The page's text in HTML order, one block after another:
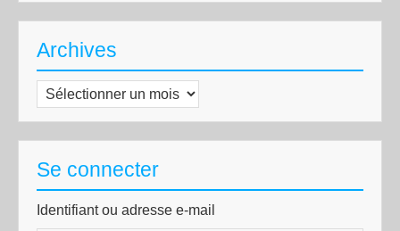
Archives
Archives
Se connecter
Identifiant ou adresse e-mail